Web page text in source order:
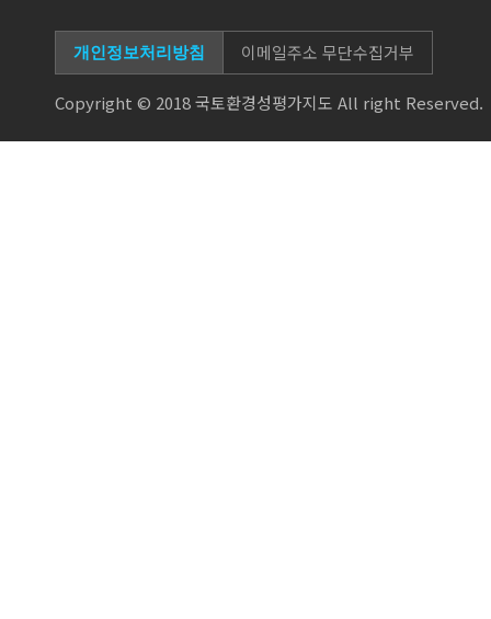
개인정보처리방침 이메일주소 무단수집거부
Copyright © 2018 국토환경성평가지도 All right Reserved.